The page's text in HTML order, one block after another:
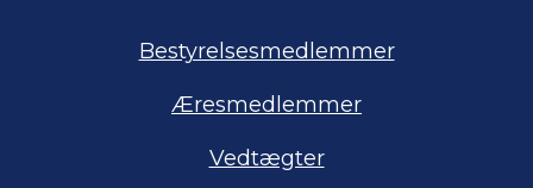
Bestyrelsesmedlemmer
Æresmedlemmer
Vedtægter